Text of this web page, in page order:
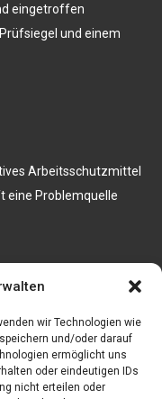
wir Technologien wie
und/oder darauf
ermöglicht uns
oder eindeutigen IDs
nicht erteilen oder
eingetroffen
und einem
Arbeitsschutzmittel
eine Problemquelle
nutzen